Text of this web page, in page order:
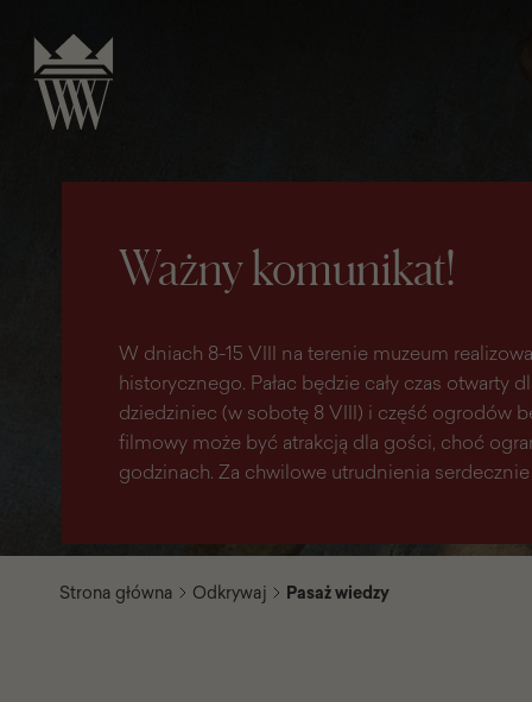
Ważny komunikat!
W dniach 8-15 VIII na terenie muzeum
historycznego. Pałac będzie cały czas otwarty
dziedziniec (w sobotę 8 VIII) i część ogrodów
filmowy może być atrakcją dla gości, choć
godzinach. Za chwilowe utrudnienia serdecznie
Strona główna Odkrywaj Pasaż wiedzy